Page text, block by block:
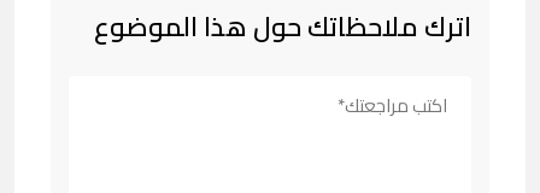
اترك ملاحظاتك حول هذا الموضوع